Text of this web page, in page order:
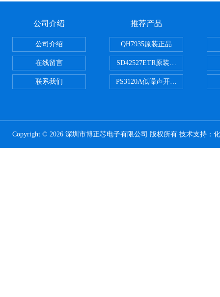
公司介绍
公司介绍
在线留言
联系我们
推荐产品
QH7935原装正品
SD42527ETR原装正品
PS3120A低噪声开关电容器原装正
Copyright © 2026 深圳市博正芯电子有限公司 版权所有 技术支持：